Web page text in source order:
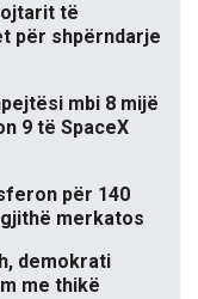
të
për shpërndarje
mbi 8 mijë
9 të SpaceX
për 140
merkatos
demokrati
me thikë